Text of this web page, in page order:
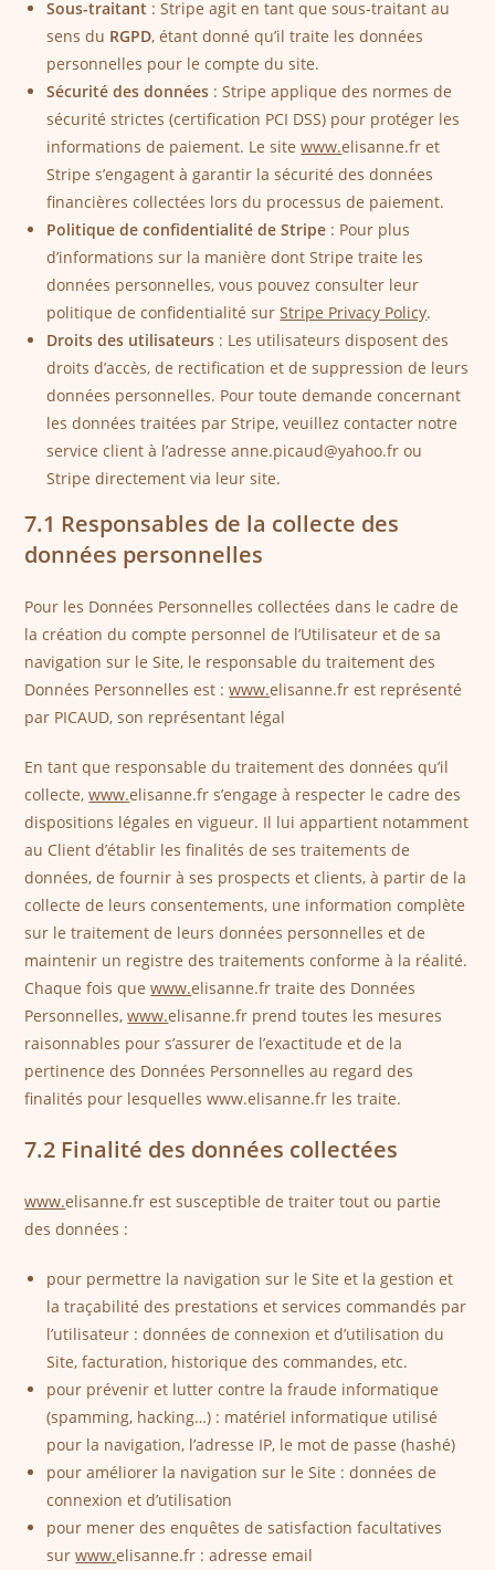
Sous-traitant : Stripe agit en tant que sous-traitant au
sens du RGPD, étant donné qu’il traite les données
personnelles pour le compte du site.
Sécurité des données : Stripe applique des normes de
sécurité strictes (certification PCI DSS) pour protéger les
informations de paiement. Le sitewww.elisanne.fr et
Stripe s’engagent à garantir la sécurité des données
financières collectées lors du processus de paiement.
Politique de confidentialité de Stripe : Pour plus
d’informations sur la manière dont Stripe traite les
données personnelles, vous pouvez consulter leur
politique de confidentialité surStripe Privacy Policy.
Droits des utilisateurs : Les utilisateurs disposent des
droits d’accès, de rectification et de suppression de leurs
données personnelles. Pour toute demande concernant
les données traitées par Stripe, veuillez contacter notre
service client à l’adresse anne.picaud@yahoo.fr ou
Stripe directement via leur site.
7.1 Responsables de la collecte des
données personnelles
Pour les Données Personnelles collectées dans le cadre de
la création du compte personnel de l’Utilisateur et de sa
navigation sur le Site, le responsable du traitement des
Données Personnelles est :www.elisanne.fr est représenté
par PICAUD, son représentant légal
En tant que responsable du traitement des données qu’il
collecte,www.elisanne.fr s’engage à respecter le cadre des
dispositions légales en vigueur. Il lui appartient notamment
au Client d’établir les finalités de ses traitements de
données, de fournir à ses prospects et clients, à partir de la
collecte de leurs consentements, une information complète
sur le traitement de leurs données personnelles et de
maintenir un registre des traitements conforme à la réalité.
Chaque fois quewww.elisanne.fr traite des Données
Personnelles,www.elisanne.fr prend toutes les mesures
raisonnables pour s’assurer de l’exactitude et de la
pertinence des Données Personnelles au regard des
finalités pour lesquelles www.elisanne.fr les traite.
7.2 Finalité des données collectées
www.elisanne.fr est susceptible de traiter tout ou partie
des données :
pour permettre la navigation sur le Site et la gestion et
la traçabilité des prestations et services commandés par
l’utilisateur : données de connexion et d’utilisation du
Site, facturation, historique des commandes, etc.
pour prévenir et lutter contre la fraude informatique
(spamming, hacking…) : matériel informatique utilisé
pour la navigation, l’adresse IP, le mot de passe (hashé)
pour améliorer la navigation sur le Site : données de
connexion et d’utilisation
pour mener des enquêtes de satisfaction facultatives
surwww.elisanne.fr : adresse email